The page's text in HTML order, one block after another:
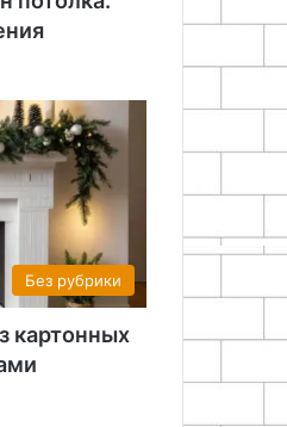
Без рубрики
картонных